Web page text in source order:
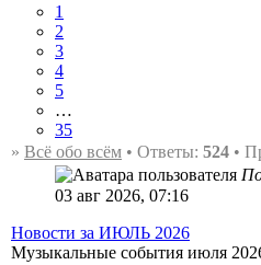
1
2
3
4
5
…
35
» Всё обо всём • Ответы: 524 •
03 авг 2026, 07:16
Новости за ИЮЛЬ 2026
Музыкальные события июля